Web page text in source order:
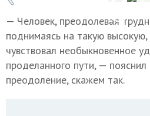
— Человек, преодолевая
поднимаясь на такую
чувствовал необыкновенное
проделанного пути, —
преодоление, скажем так.